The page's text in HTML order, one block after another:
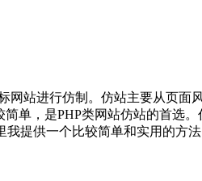
网站进行仿制。仿站主要从页
单，是PHP类网站仿站的首选
提供一个比较简单和实用的方法